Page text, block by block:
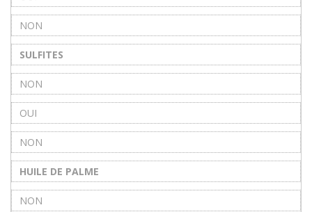
NON
SULFITES
NON
OUI
NON
HUILE DE PALME
NON